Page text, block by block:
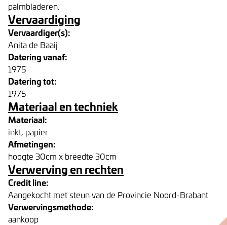
palmbladeren.
Vervaardiging
Vervaardiger(s):
Anita de Baaij
Datering vanaf:
1975
Datering tot:
1975
Materiaal en techniek
Materiaal:
inkt, papier
Afmetingen:
hoogte 30cm x breedte 30cm
Verwerving en rechten
Credit line:
Aangekocht met steun van de Provincie Noord-Brabant
Verwervingsmethode:
aankoop